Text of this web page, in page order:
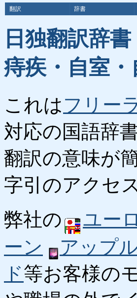
翻訳 辞書
日独翻訳辞
痔疾・自室
これはフリー
対応の国語辞
翻訳の意味が
字引のアクセ
弊社の
ユー
ーン
アップ
ド等お客様の